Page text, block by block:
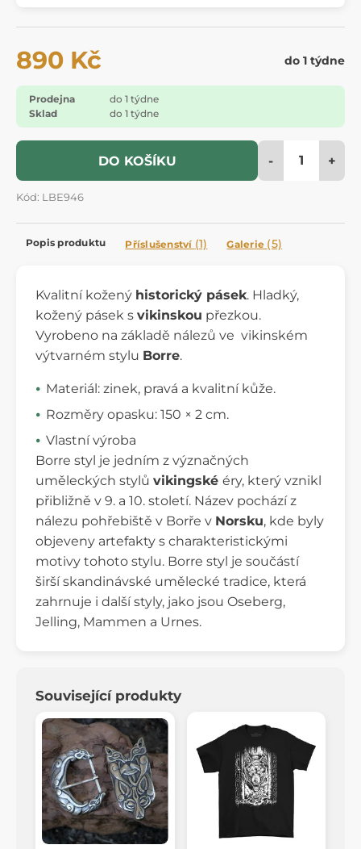
890 Kč do 1 týdne
Prodejna
do 1 týdne
Sklad
do 1 týdne
DO KOŠÍKU - +
Kód: LBE946
Popis produktu Příslušenství (1) Galerie (5)
Kvalitní kožený historický pásek. Hladký,
kožený pásek s vikinskou přezkou.
Vyrobeno na základě nálezů ve vikinském
výtvarném stylu Borre.
Materiál: zinek, pravá a kvalitní kůže.
Rozměry opasku: 150 × 2 cm.
Vlastní výroba
Borre styl je jedním z význačných
uměleckých stylů vikingské éry, který vznikl
přibližně v 9. a 10. století. Název pochází z
nálezu pohřebiště v Borře v Norsku, kde byly
objeveny artefakty s charakteristickými
motivy tohoto stylu. Borre styl je součástí
širší skandinávské umělecké tradice, která
zahrnuje i další styly, jako jsou Oseberg,
Jelling, Mammen a Urnes.
Související produkty